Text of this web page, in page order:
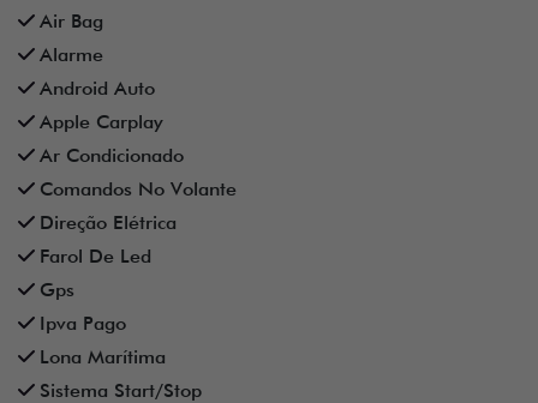
Air Bag
Alarme
Android Auto
Apple Carplay
Ar Condicionado
Comandos No Volante
Direção Elétrica
Farol De Led
Gps
Ipva Pago
Lona Marítima
Sistema Start/Stop